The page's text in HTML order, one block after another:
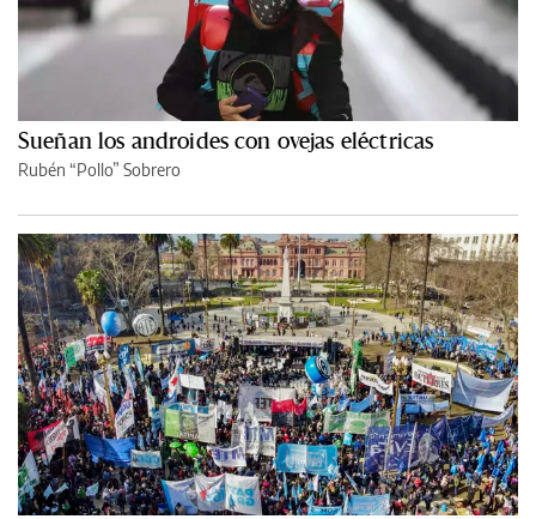
Sueñan los androides con ovejas eléctricas
Rubén “Pollo” Sobrero